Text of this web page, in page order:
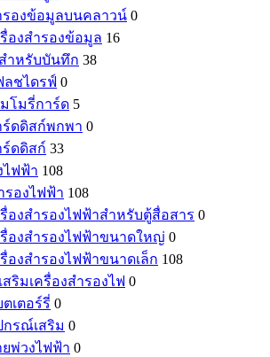
รองข้อมูลบนคลาวน์ 0
รื่องสำรองข้อมูล 16
ำหรับบันทึก 38
ลชไดรฟ์ 0
มโมรี่การ์ด 5
ร์ดดิสก์พกพา 0
ร์ดดิสก์ 33
ฟฟ้า 108
รองไฟฟ้า 108
รื่องสำรองไฟฟ้าสำหรับตู้สื่อสาร 0
รื่องสำรองไฟฟ้าขนาดใหญ่ 0
รื่องสำรองไฟฟ้าขนาดเล็ก 108
ริมเครื่องสำรองไฟ 0
เตอร์รี่ 0
กรณ์เสริม 0
ยพ่วงไฟฟ้า 0